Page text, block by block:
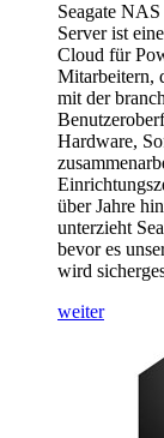
Seagate
Server ist
Cloud für
Mitarbeitern,
mit der
Hardware,
über Jahre
unterzieht
bevor es
wird
weiter